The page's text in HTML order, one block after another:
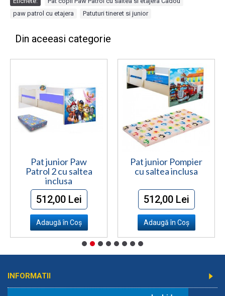
paw patrol cu etajera
Patuturi tineret si junior
Din aceeasi categorie
Pat junior Paw
Patrol 2 cu saltea
inclusa
512,00 Lei
Adaugă în Coş
Pat junior Pompier
cu saltea inclusa
512,00 Lei
Adaugă în Coş
INFORMATII